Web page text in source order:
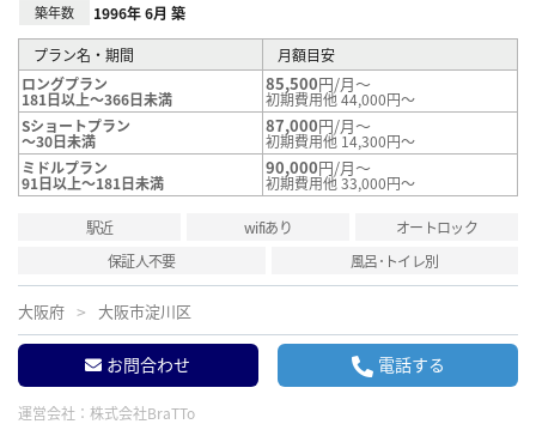
築年数 1996年 6月 築
プラン名・期間
月額目安
ロングプラン
181日以上～366日未満
85,500円/月～
初期費用他 44,000円～
Sショートプラン
～30日未満
87,000円/月～
初期費用他 14,300円～
ミドルプラン
91日以上～181日未満
90,000円/月～
初期費用他 33,000円～
駅近 wifiあり
オートロック
保証人不要
風呂･トイレ別
大阪府 大阪市淀川区
お問合わせ 電話する
運営会社： 株式会社BraTTo